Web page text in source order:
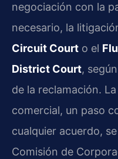
negociación con la
necesario, la
Circuit Court o el
District Court,
de la reclamación.
comercial, un paso
cualquier acuerdo,
Comisión de